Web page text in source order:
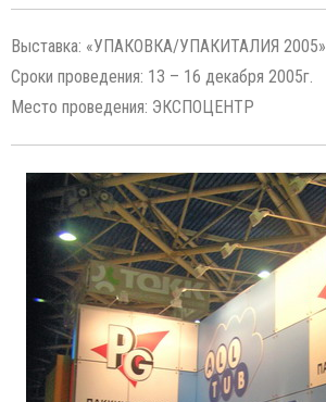
Выставка: «УПАКОВКА/УПАКИТАЛИЯ 2005»
Сроки проведения: 13 – 16 декабря 2005г.
Место проведения: ЭКСПОЦЕНТР